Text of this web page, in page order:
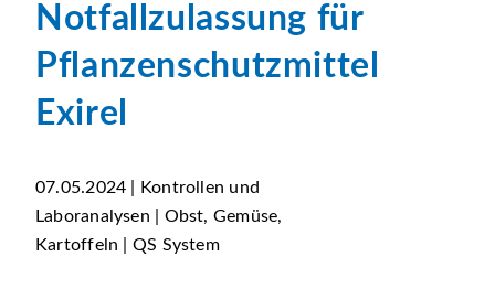
Notfallzulassung für
Pflanzenschutzmittel
Exirel
07.05.2024 | Kontrollen und
Laboranalysen | Obst, Gemüse,
Kartoffeln | QS System